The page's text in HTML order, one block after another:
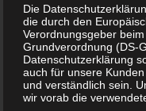
Schon des Morgens,
Anhieb die Stimmung,
Lebensfreude über den
dass Glastüren mit
letzten Jahren im
Die
die durch den
Verordnungsgeber
Grundverordnung (DS-
Datenschutzerklärung
auch für unsere
und verständlich sein.
wir vorab die